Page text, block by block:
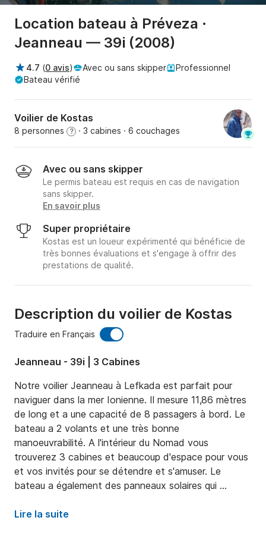
Location bateau à Préveza ·
Jeanneau — 39i (2008)
4.7 (0 avis) Avec ou sans skipper
Professionnel
Bateau vérifié
Voilier de Kostas
8 personnes ? · 3 cabines · 6 couchages
Avec ou sans skipper
Le permis bateau est requis en cas de navigation
sans skipper.
En savoir plus
Super propriétaire
Kostas est un loueur expérimenté qui bénéficie de
très bonnes évaluations et s'engage à offrir des
prestations de qualité.
Description du voilier de Kostas
Traduire en Français
Jeanneau - 39i | 3 Cabines
Notre voilier Jeanneau à Lefkada est parfait pour
naviguer dans la mer Ionienne. Il mesure 11,86 mètres
de long et a une capacité de 8 passagers à bord. Le
bateau a 2 volants et une très bonne
manoeuvrabilité. A l'intérieur du Nomad vous
trouverez 3 cabines et beaucoup d'espace pour vous
et vos invités pour se détendre et s'amuser. Le
bateau a également des panneaux solaires qui
voyage. Nous vous fournissons également un dériveur
Lire la suite